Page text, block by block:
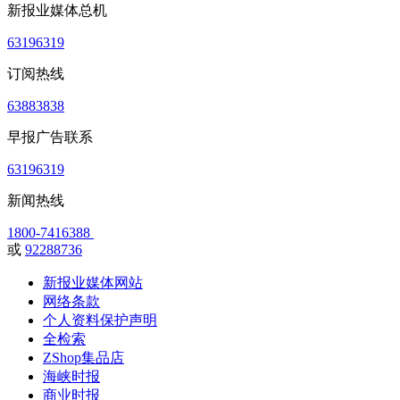
新报业媒体总机
63196319
订阅热线
63883838
早报广告联系
63196319
新闻热线
1800-7416388
或 92288736
新报业媒体网站
网络条款
个人资料保护声明
全检索
ZShop集品店
海峡时报
商业时报